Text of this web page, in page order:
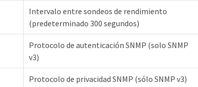
Intervalo entre sondeos de rendimiento
(predeterminado 300 segundos)
Protocolo de autenticación SNMP (solo SNMP
v3)
Protocolo de privacidad SNMP (sólo SNMP v3)